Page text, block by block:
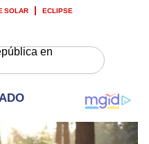
SOLAR
ECLIPSE
en